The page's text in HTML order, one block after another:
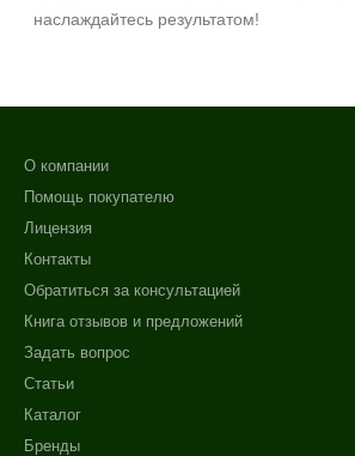
наслаждайтесь результатом!
О компании
Помощь покупателю
Лицензия
Контакты
Обратиться за консультацией
Книга отзывов и предложений
Задать вопрос
Статьи
Каталог
Бренды